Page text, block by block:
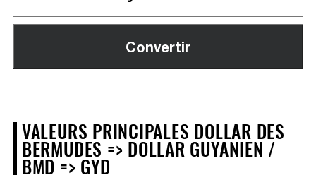
VALEURS PRINCIPALES DOLLAR DES
BERMUDES => DOLLAR GUYANIEN /
BMD => GYD